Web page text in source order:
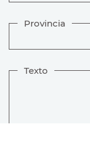
Provincia
Texto